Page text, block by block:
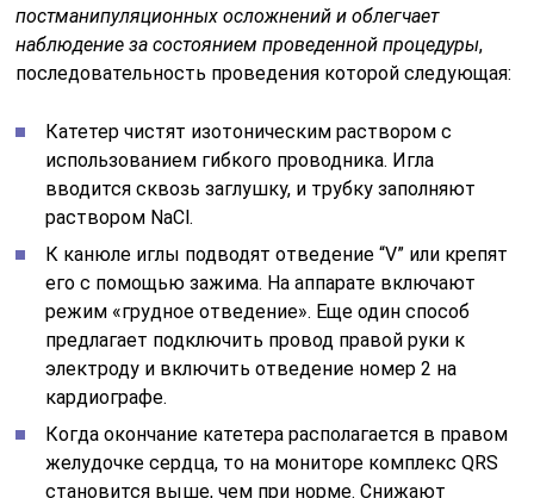
постманипуляционных осложнений и облегчает
наблюдение за состоянием проведенной процедуры,
последовательность проведения которой следующая:
Катетер чистят изотоническим раствором с
использованием гибкого проводника. Игла
вводится сквозь заглушку, и трубку заполняют
раствором NaCl.
К канюле иглы подводят отведение “V” или крепят
его с помощью зажима. На аппарате включают
режим «грудное отведение». Еще один способ
предлагает подключить провод правой руки к
электроду и включить отведение номер 2 на
кардиографе.
Когда окончание катетера располагается в правом
желудочке сердца, то на мониторе комплекс QRS
становится выше, чем при норме. Снижают